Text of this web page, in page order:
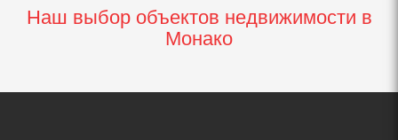
Наш выбор объектов недвижимости в
Монако